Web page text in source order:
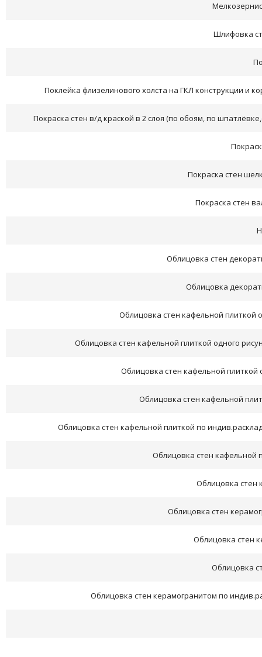
Шлифовка
Поклейка флизелинового холста на ГКЛ конструкции и
Покраска стен в/д краской в 2 слоя (по обоям, по
Покраска стен
Покраска стен
Облицовка стен
Облицовка
Облицовка стен кафельной плиткой
Облицовка стен кафельной плиткой одного
Облицовка стен кафельной плиткой
Облицовка стен кафельной
Облицовка стен кафельной плиткой по
Облицовка стен кафельной
Облицовка стен
Облицовка стен
Облицовка стен
Облицовка
Облицовка стен керамогранитом по